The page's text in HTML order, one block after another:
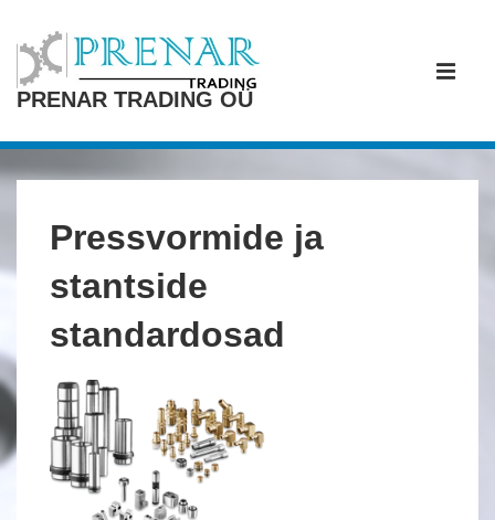
Otse
põhisisu
juurde
PRENAR TRADING OÜ
Peamine
Pressvormide ja
stantside
standardosad